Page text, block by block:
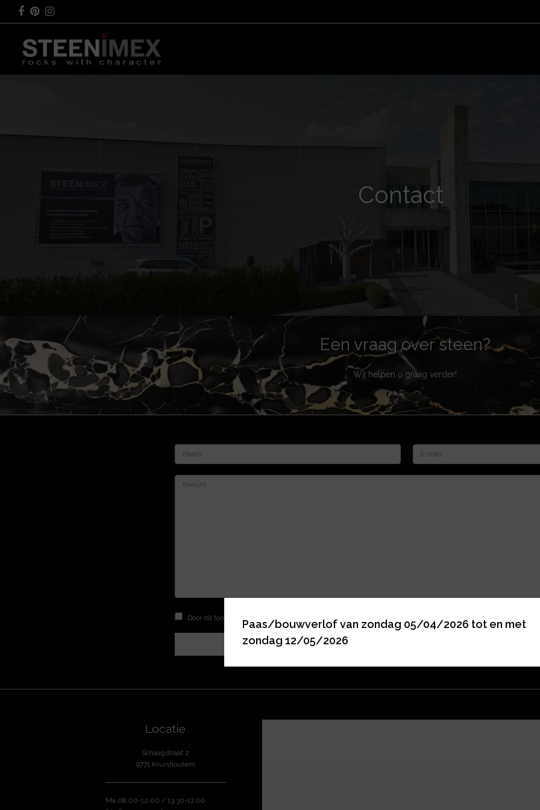
Facebook
Pinterest
Instagram
Contact
Een vraag over steen?
Wij helpen u graag verder!
Door dit formulier te gebruiken verklaar ik me akkoord met de verwerking van mijn gegevens door deze
Locatie
Schaagstraat 2
9771 Kruishoutem
Ma 08.00-12.00 / 13.30-17.00
Paas/bouwverlof van zondag 05/04/2026 tot en met
zondag 12/05/2026